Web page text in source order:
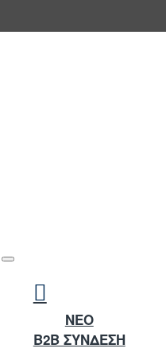
NEO
B2B ΣΥΝΔΕΣΗ